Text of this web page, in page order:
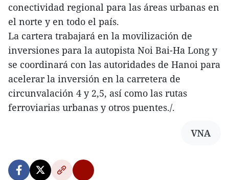
conectividad regional para las áreas urbanas en
el norte y en todo el país.
La cartera trabajará en la movilización de
inversiones para la autopista Noi Bai-Ha Long y
se coordinará con las autoridades de Hanoi para
acelerar la inversión en la carretera de
circunvalación 4 y 2,5, así como las rutas
ferroviarias urbanas y otros puentes./.
VNA